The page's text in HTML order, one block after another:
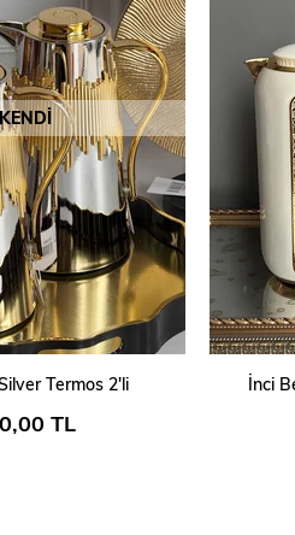
Termos 2'li
TL
İnci